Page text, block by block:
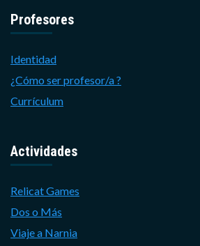
Profesores
Identidad
¿Cómo ser profesor/a ?
Currículum
Actividades
Relicat Games
Dos o Más
Viaje a Narnia